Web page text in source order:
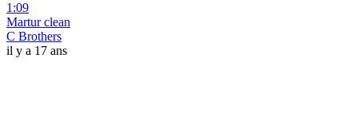
1:09
Martur clean
C Brothers
il y a 17 ans